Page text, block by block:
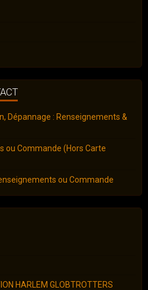
Dépannage : Renseignements &
ou Commande (Hors Carte
ou Commande
HARLEM GLOBTROTTERS